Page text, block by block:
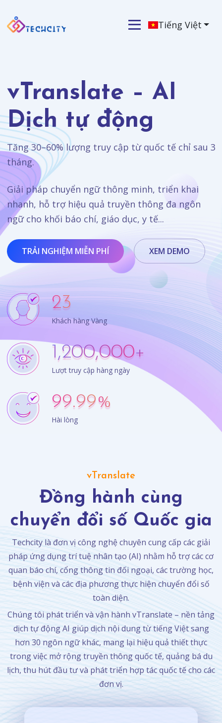
Tiếng Việt
vTranslate – AI
Dịch tự động
Tăng 30–60% lượng truy cập từ quốc tế chỉ sau 3
tháng.
Giải pháp chuyển ngữ thông minh, triển khai
nhanh, hỗ trợ hiệu quả truyền thông đa ngôn
ngữ cho khối báo chí, giáo dục, y tế...
TRẢI NGHIỆM MIỄN PHÍ XEM DEMO
23
Khách hàng Vàng
1,200,000+
Lượt truy cập hàng ngày
99.99%
Hài lòng
vTranslate
Đồng hành cùng
chuyển đổi số Quốc gia
Techcity là đơn vị công nghệ chuyên cung cấp các giải
pháp ứng dụng trí tuệ nhân tạo (AI) nhằm hỗ trợ các cơ
quan báo chí, cổng thông tin đối ngoại, các trường học,
bệnh viện và các địa phương thực hiện chuyển đổi số
toàn diện.
Chúng tôi phát triển và vận hành vTranslate – nền tảng
dịch tự động AI giúp dịch nội dung từ tiếng Việt sang
hơn 30 ngôn ngữ khác, mang lại hiệu quả thiết thực
trong việc mở rộng truyền thông quốc tế, quảng bá du
lịch, thu hút đầu tư và phát triển hợp tác quốc tế cho các
đơn vị.